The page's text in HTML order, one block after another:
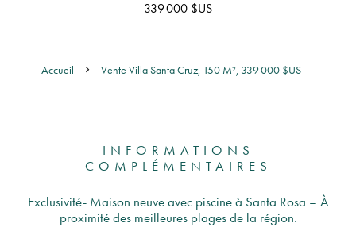
339 000 $US
Accueil Vente Villa Santa Cruz, 150 M², 339 000 $US
INFORMATIONS
COMPLÉMENTAIRES
Exclusivité- Maison neuve avec piscine à Santa Rosa – À
proximité des meilleures plages de la région.